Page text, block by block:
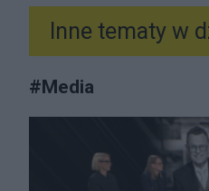
Inne tematy w
#Media